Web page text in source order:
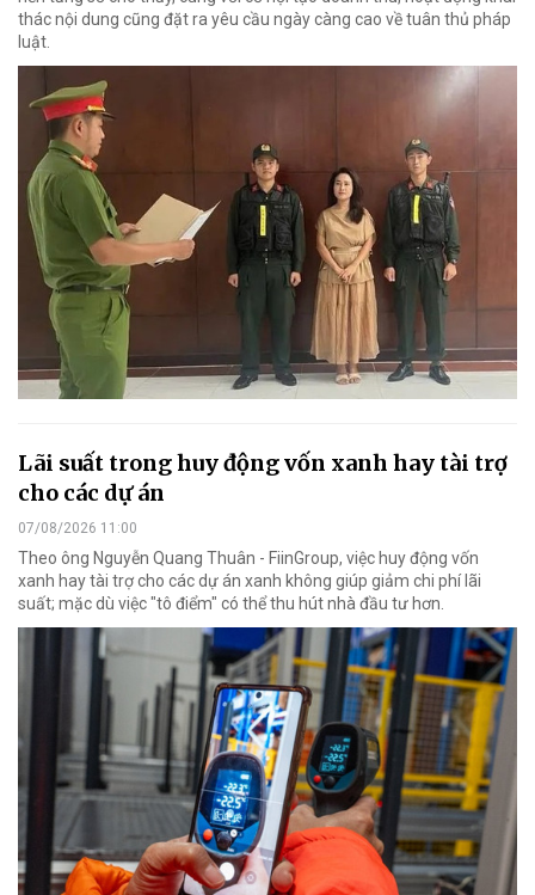
thác nội dung cũng đặt ra yêu cầu ngày càng cao về tuân thủ pháp
luật.
Lãi suất trong huy động vốn xanh hay tài trợ
cho các dự án
07/08/2026 11:00
Theo ông Nguyễn Quang Thuân - FiinGroup, việc huy động vốn
xanh hay tài trợ cho các dự án xanh không giúp giảm chi phí lãi
suất; mặc dù việc "tô điểm" có thể thu hút nhà đầu tư hơn.